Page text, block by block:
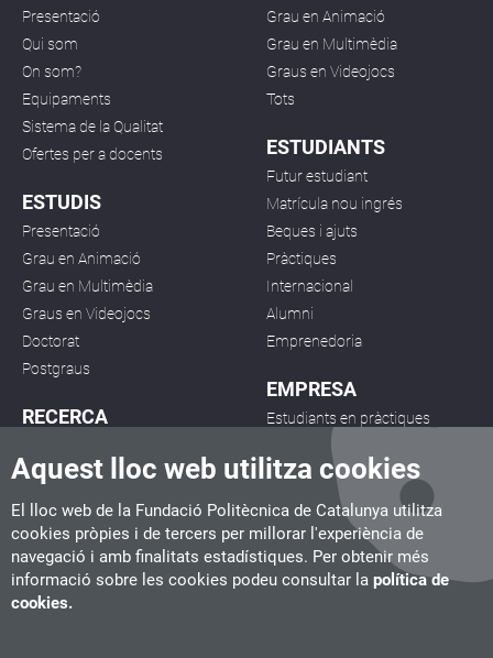
Aquest lloc web utilitza cookies
El lloc web de la Fundació Politècnica de Catalunya utilitza
cookies pròpies i de tercers per millorar l'experiència de
navegació i amb finalitats estadístiques. Per obtenir més
informació sobre les cookies podeu consultar la política de
cookies.
Presentació
Qui som
On som?
Equipaments
Sistema de la Qualitat
Ofertes per a docents
ESTUDIS
Presentació
Grau en Animació
Grau en Multimèdia
Graus en Videojocs
Doctorat
Postgraus
RECERCA
Projectes
Publicacions
Seminaris
Grau en Animació
Grau en Multimèdia
Graus en Videojocs
Tots
ESTUDIANTS
Futur estudiant
Matrícula nou ingrés
Beques i ajuts
Pràctiques
Internacional
Alumni
Emprenedoria
EMPRESA
Estudiants en pràctiques
Desenvolupament de
projectes